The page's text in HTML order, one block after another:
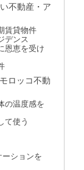
不動産・ア
賃貸物件
デンス
恩恵を受け
ロッコ不動
の温度感を
て使う
ションを